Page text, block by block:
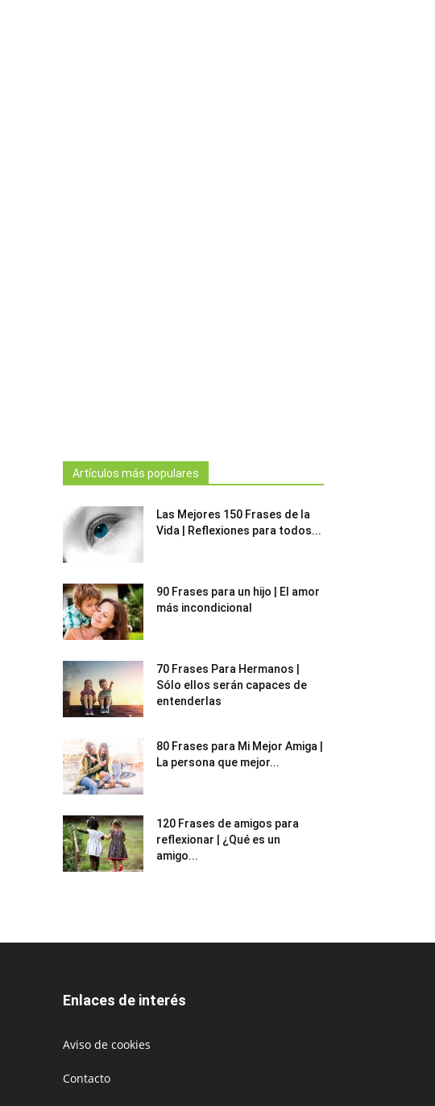
Artículos más populares
Las Mejores 150 Frases de la
Vida | Reflexiones para todos...
90 Frases para un hijo | El amor
más incondicional
70 Frases Para Hermanos |
Sólo ellos serán capaces de
entenderlas
80 Frases para Mi Mejor Amiga |
La persona que mejor...
120 Frases de amigos para
reflexionar | ¿Qué es un
amigo...
Enlaces de interés
Aviso de cookies
Contacto